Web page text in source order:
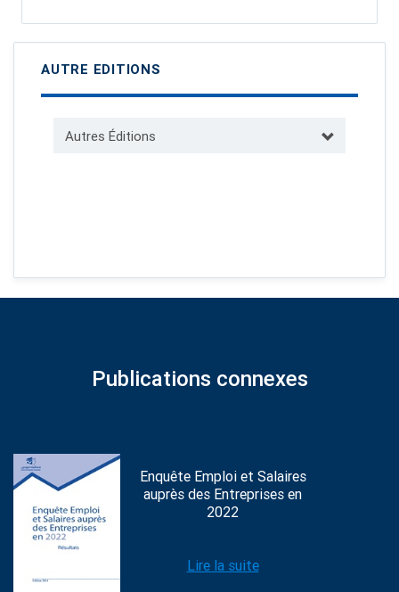
AUTRE EDITIONS
Autres Éditions
Publications connexes
Enquête Emploi et Salaires
auprès des Entreprises en
2022
Lire la suite